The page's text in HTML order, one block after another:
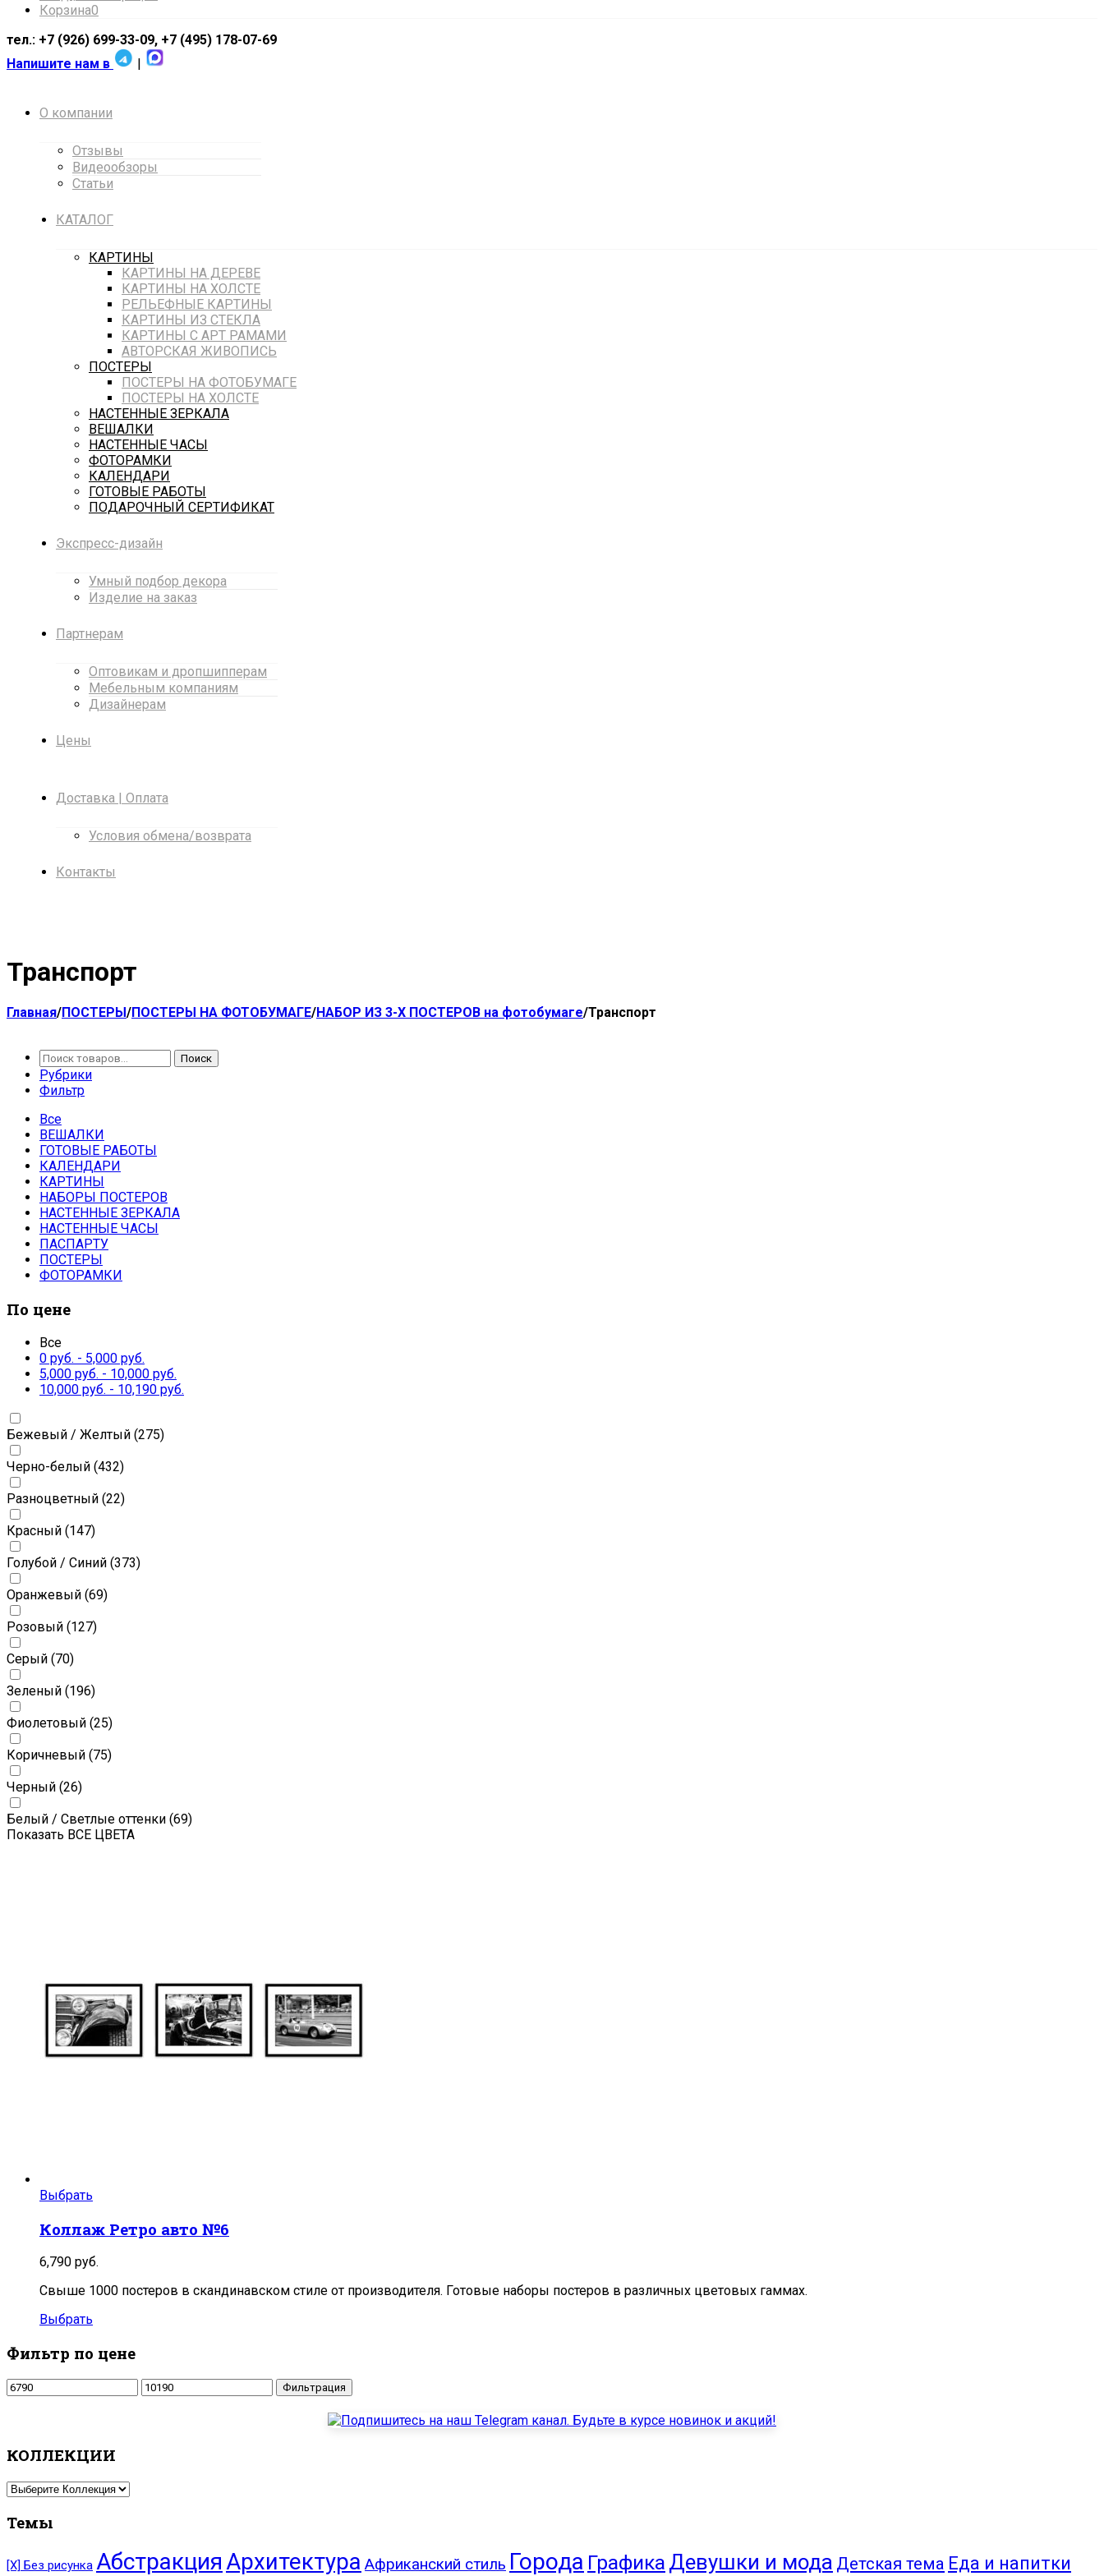
Корзина0
тел.: +7 (926) 699-33-09, +7 (495) 178-07-69
Напишите нам в
|
О компании
Отзывы
Видеообзоры
Статьи
КАТАЛОГ
КАРТИНЫ
КАРТИНЫ НА ДЕРЕВЕ
КАРТИНЫ НА ХОЛСТЕ
РЕЛЬЕФНЫЕ КАРТИНЫ
КАРТИНЫ ИЗ СТЕКЛА
КАРТИНЫ С АРТ РАМАМИ
АВТОРСКАЯ ЖИВОПИСЬ
ПОСТЕРЫ
ПОСТЕРЫ НА ФОТОБУМАГЕ
ПОСТЕРЫ НА ХОЛСТЕ
НАСТЕННЫЕ ЗЕРКАЛА
ВЕШАЛКИ
НАСТЕННЫЕ ЧАСЫ
ФОТОРАМКИ
КАЛЕНДАРИ
ГОТОВЫЕ РАБОТЫ
ПОДАРОЧНЫЙ СЕРТИФИКАТ
Экспресс-дизайн
Умный подбор декора
Изделие на заказ
Партнерам
Оптовикам и дропшипперам
Мебельным компаниям
Дизайнерам
Цены
Доставка | Оплата
Условия обмена/возврата
Контакты
Транспорт
Главная/ПОСТЕРЫ /ПОСТЕРЫ НА ФОТОБУМАГЕ/НАБОР ИЗ 3-Х ПОСТЕРОВ на фотобумаге/Транспорт
Поиск Поиск
Рубрики
Фильтр
Все
ВЕШАЛКИ
ГОТОВЫЕ РАБОТЫ
КАЛЕНДАРИ
КАРТИНЫ
НАБОРЫ ПОСТЕРОВ
НАСТЕННЫЕ ЗЕРКАЛА
НАСТЕННЫЕ ЧАСЫ
ПАСПАРТУ
ПОСТЕРЫ
ФОТОРАМКИ
По цене
Все
0 руб. - 5,000 руб.
5,000 руб. - 10,000 руб.
10,000 руб. - 10,190 руб.
Бежевый / Желтый (275)
Черно-белый (432)
Разноцветный (22)
Красный (147)
Голубой / Синий (373)
Оранжевый (69)
Розовый (127)
Серый (70)
Зеленый (196)
Фиолетовый (25)
Коричневый (75)
Черный (26)
Белый / Светлые оттенки (69)
Показать ВСЕ ЦВЕТА
Выбрать
Коллаж Ретро авто №6
6,790 руб.
Свыше 1000 постеров в скандинавском стиле от производителя. Готовые наборы постеров в различных цветовых гаммах.
Выбрать
Фильтр по цене
Минимальная
цена
Максимальная
цена
Фильтрация
КОЛЛЕКЦИИ
Темы
[Х] Без рисунка Абстракция Архитектура Африканский стиль Города Графика Девушки и мода Детская тема Еда и напитки